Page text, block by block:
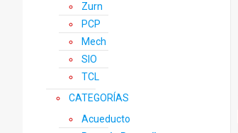
Zurn
PCP
Mech
SIO
TCL
CATEGORÍAS
Acueducto